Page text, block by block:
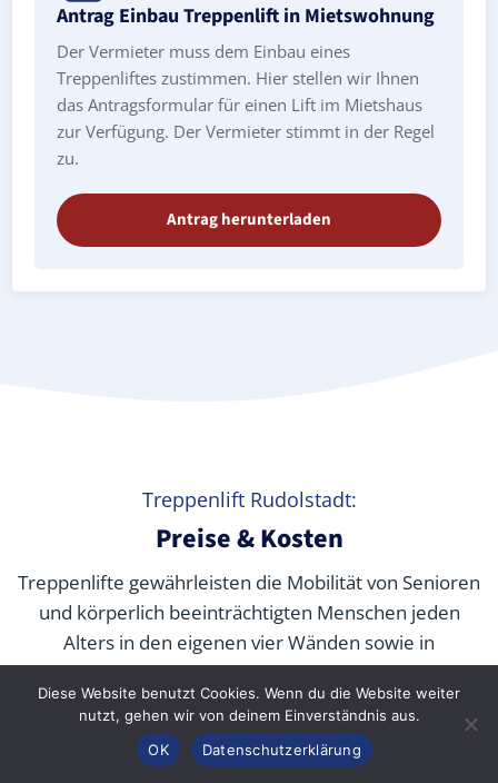
Antrag Einbau Treppenlift in Mietswohnung
Der Vermieter muss dem Einbau eines
Treppenliftes zustimmen. Hier stellen wir Ihnen
das Antragsformular für einen Lift im Mietshaus
zur Verfügung. Der Vermieter stimmt in der Regel
zu.
Antrag herunterladen
Treppenlift Rudolstadt:
Preise & Kosten
Treppenlifte gewährleisten die Mobilität von Senioren
und körperlich beeinträchtigten Menschen jeden
Alters in den eigenen vier Wänden sowie in
öffentlichen Gebäuden. Aberwas kostet ein
Treppenlift wirklich? Wir verraten Ihnen die
durchschnittlichen Preise unserer Fachpartner je nach
Modell und wie Sie die Kosten durch Zuschüsse,
Konfigurator
Diese Website benutzt Cookies. Wenn du die Website weiter
nutzt, gehen wir von deinem Einverständnis aus.
OK
Datenschutzerklärung